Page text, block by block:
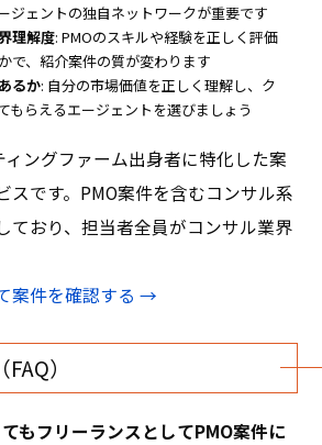
ジェントの独自ネットワークが重要です
理解度: PMOのスキルや経験を正しく評価
で、紹介案件の質が変わります
るか: 自分の市場価値を正しく理解し、ク
もらえるエージェントを選びましょう
ングファーム出身者に特化した案
スです。PMO案件を含むコンサル系
ており、担当者全員がコンサル業界
案件を確認する →
）
もフリーランスとしてPMO案件に